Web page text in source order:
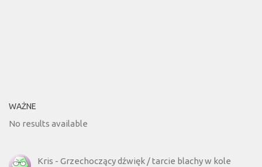
WAŻNE
No results available
Kris - Grzechoczący dźwięk / tarcie blachy w kole